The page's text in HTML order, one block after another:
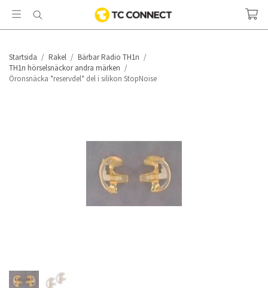
Startsida / Rakel / Bärbar Radio TH1n /
TH1n hörselsnäckor andra märken /
Öronsnäcka *reservdel* del i silikon StopNoise